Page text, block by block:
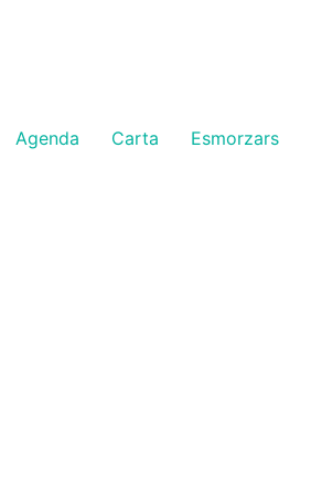
Agenda Carta Esmorzars